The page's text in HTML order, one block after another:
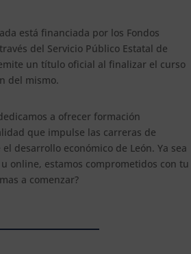
está financiada por los Fondos
del Servicio Público Estatal de
un título oficial al finalizar el curso
del mismo.
a ofrecer formación
que impulse las carreras de
desarrollo económico de León. Ya sea
online, estamos comprometidos con tu
a comenzar?